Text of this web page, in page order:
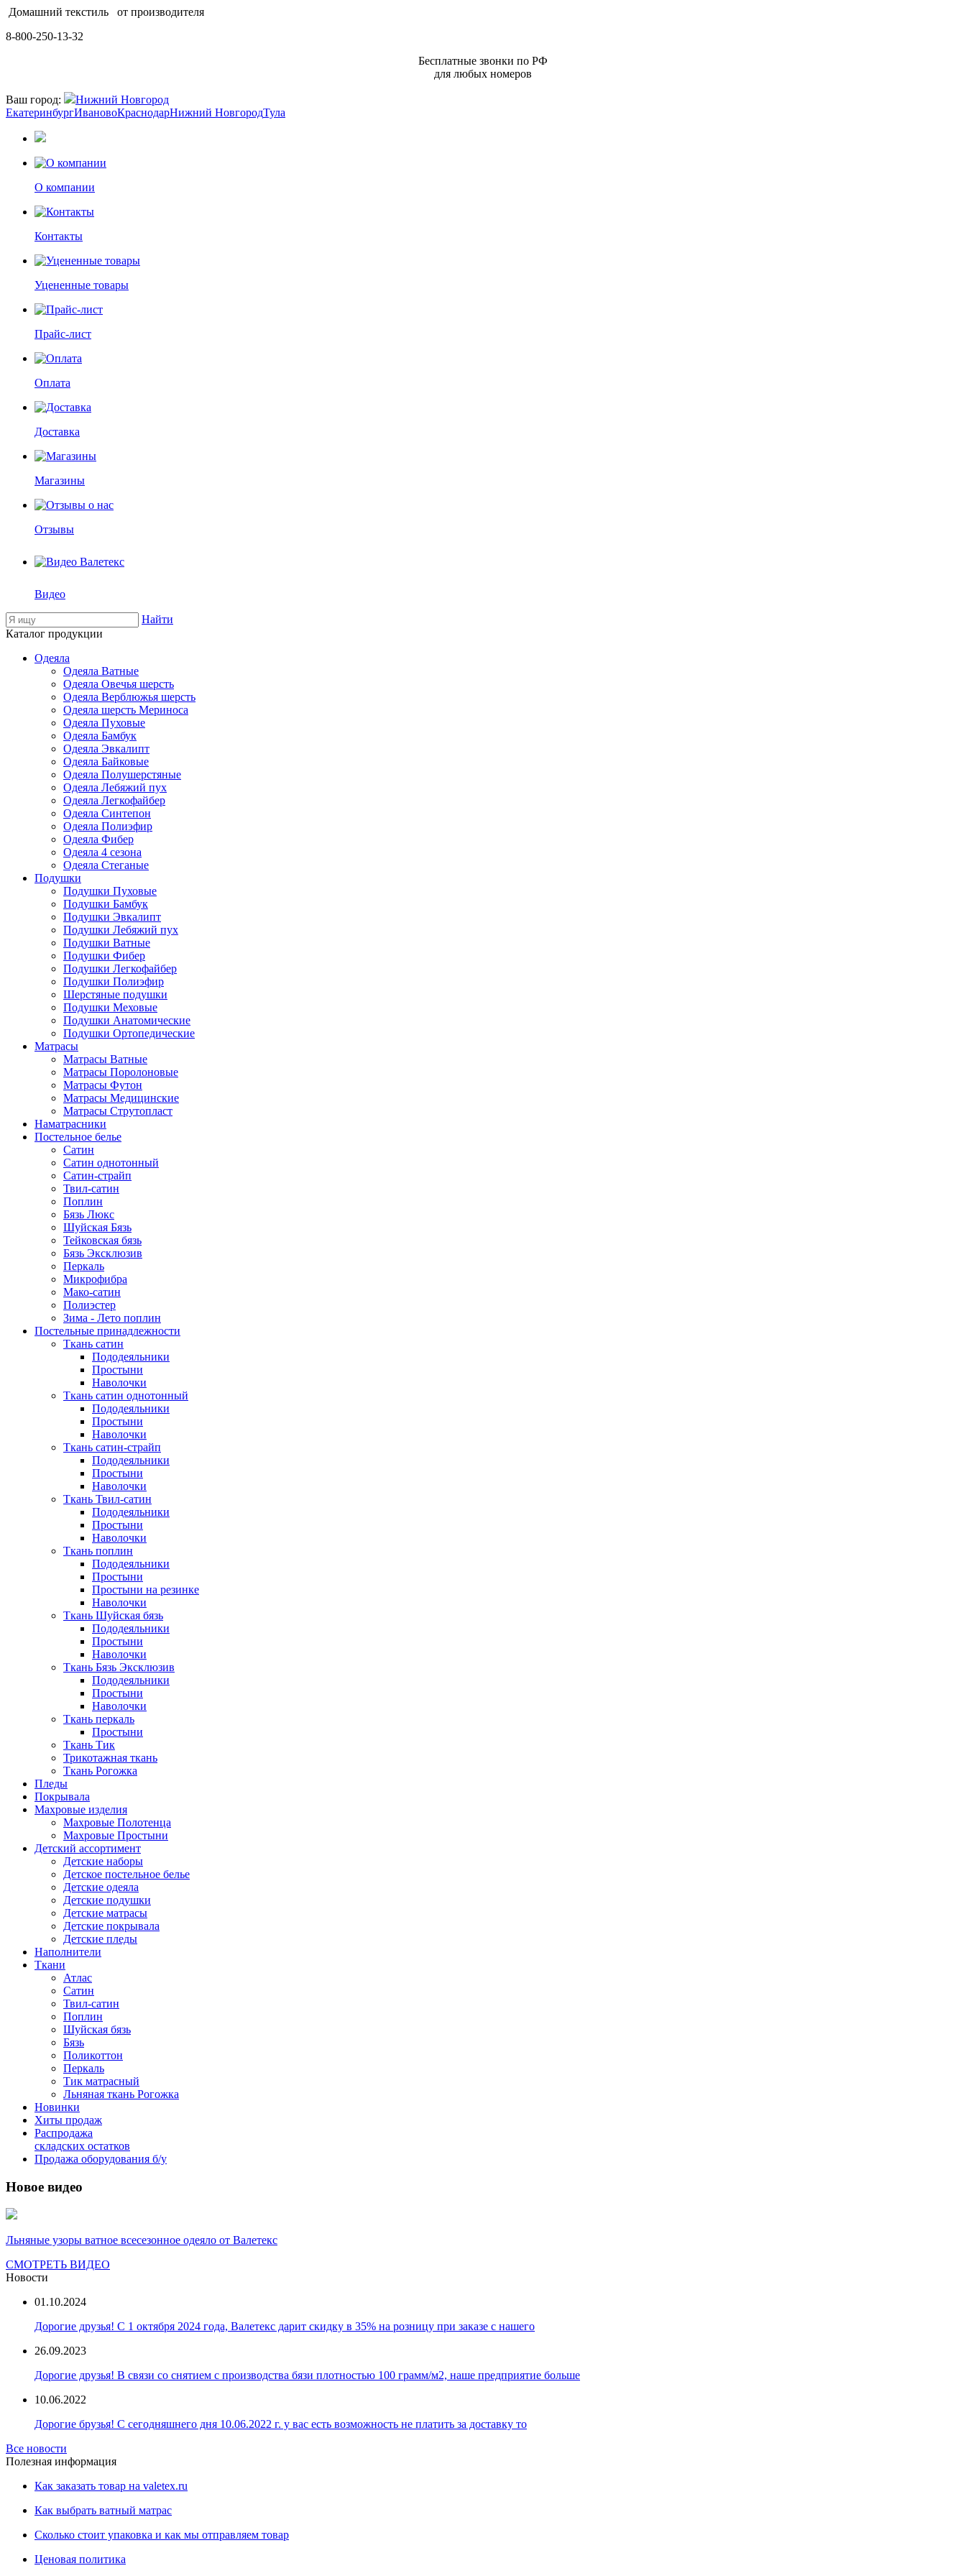
Домашний текстиль от производителя
8-800-250-13-32
Бесплатные звонки по РФ
для любых номеров
Ваш город:
Нижний Новгород
ЕкатеринбургИвановоКраснодарНижний НовгородТула
О компании
Контакты
Уцененные товары
Прайс-лист
Оплата
Доставка
Магазины
Отзывы
Видео
Найти
Каталог продукции
Одеяла
Одеяла Ватные
Одеяла Овечья шерсть
Одеяла Верблюжья шерсть
Одеяла шерсть Мериноса
Одеяла Пуховые
Одеяла Бамбук
Одеяла Эвкалипт
Одеяла Байковые
Одеяла Полушерстяные
Одеяла Лебяжий пух
Одеяла Легкофайбер
Одеяла Синтепон
Одеяла Полиэфир
Одеяла Фибер
Одеяла 4 сезона
Одеяла Стеганые
Подушки
Подушки Пуховые
Подушки Бамбук
Подушки Эвкалипт
Подушки Лебяжий пух
Подушки Ватные
Подушки Фибер
Подушки Легкофайбер
Подушки Полиэфир
Шерстяные подушки
Подушки Меховые
Подушки Анатомические
Подушки Ортопедические
Матрасы
Матрасы Ватные
Матрасы Поролоновые
Матрасы Футон
Матрасы Медицинские
Матрасы Струтопласт
Наматрасники
Постельное белье
Сатин
Сатин однотонный
Сатин-страйп
Твил-сатин
Поплин
Бязь Люкс
Шуйская Бязь
Тейковская бязь
Бязь Эксклюзив
Перкаль
Микрофибра
Мако-сатин
Полиэстер
Зима - Лето поплин
Постельные принадлежности
Ткань сатин
Пододеяльники
Простыни
Наволочки
Ткань сатин однотонный
Пододеяльники
Простыни
Наволочки
Ткань сатин-страйп
Пододеяльники
Простыни
Наволочки
Ткань Твил-сатин
Пододеяльники
Простыни
Наволочки
Ткань поплин
Пододеяльники
Простыни
Простыни на резинке
Наволочки
Ткань Шуйская бязь
Пододеяльники
Простыни
Наволочки
Ткань Бязь Эксклюзив
Пододеяльники
Простыни
Наволочки
Ткань перкаль
Простыни
Ткань Тик
Трикотажная ткань
Ткань Рогожка
Пледы
Покрывала
Махровые изделия
Махровые Полотенца
Махровые Простыни
Детский ассортимент
Детские наборы
Детское постельное белье
Детские одеяла
Детские подушки
Детские матрасы
Детские покрывала
Детские пледы
Наполнители
Ткани
Атлас
Сатин
Твил-сатин
Поплин
Шуйская бязь
Бязь
Поликоттон
Перкаль
Тик матрасный
Льняная ткань Рогожка
Новинки
Хиты продаж
Распродажа
складских остатков
Продажа оборудования б/у
Новое видео
Льняные узоры ватное всесезонное одеяло от Валетекс
СМОТРЕТЬ ВИДЕО
Новости
01.10.2024
Дорогие друзья! С 1 октября 2024 года, Валетекс дарит скидку в 35% на розницу при заказе с нашего
26.09.2023
Дорогие друзья! В связи со снятием с производства бязи плотностью 100 грамм/м2, наше предприятие больше
10.06.2022
Дорогие брузья! С сегодняшнего дня 10.06.2022 г. у вас есть возможность не платить за доставку то
Все новости
Полезная информация
Как заказать товар на valetex.ru
Как выбрать ватный матрас
Сколько стоит упаковка и как мы отправляем товар
Ценовая политика